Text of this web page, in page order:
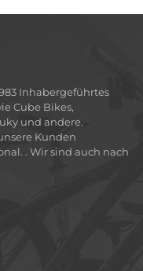
Inhabergeführtes
Cube Bikes,
und andere.
Kunden
. Wir sind auch nach